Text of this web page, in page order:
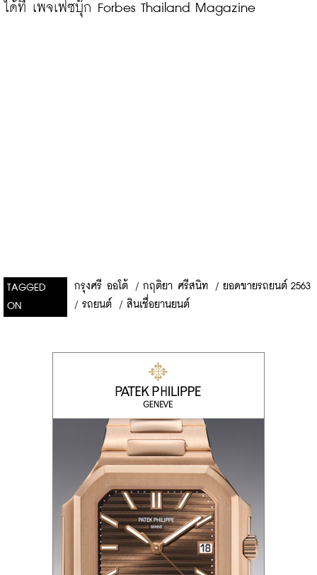
ได้ที่ เพจเฟซบุ๊ก Forbes Thailand Magazine
TAGGED
ON
กรุงศรี ออโต้ / กฤติยา ศรีสนิท / ยอดขายรถยนต์ 2563
/ รถยนต์ / สินเชื่อยานยนต์